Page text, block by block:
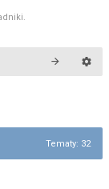
Tematy: 32